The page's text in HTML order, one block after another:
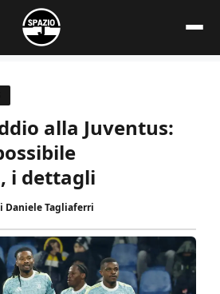
alla Juventus:
i dettagli
Daniele Tagliaferri